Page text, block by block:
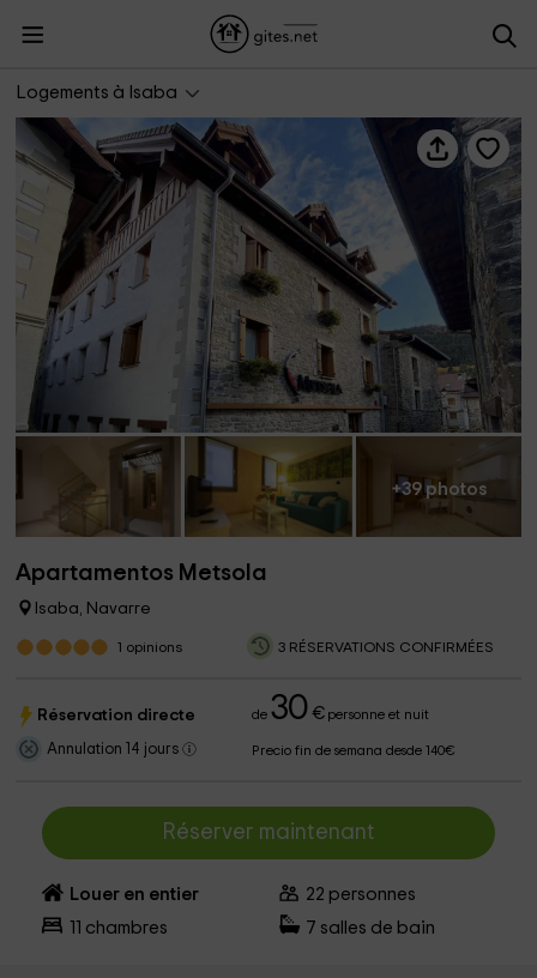
Logements à Isaba
+39 photos
Apartamentos Metsola
Isaba, Navarre
1 opinions 3 RÉSERVATIONS CONFIRMÉES
Réservation directe de30 €personne et nuit
Annulation 14 jours Precio fin de semana desde 140€
Réserver maintenant
Louer en entier 22 personnes
chambres 7 salles de bain